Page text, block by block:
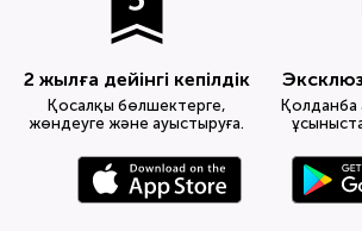
2 жылға дейінгі кепілдік
Қосалқы бөлшектерге,
жөндеуге және ауыстыруға.
Қолданба